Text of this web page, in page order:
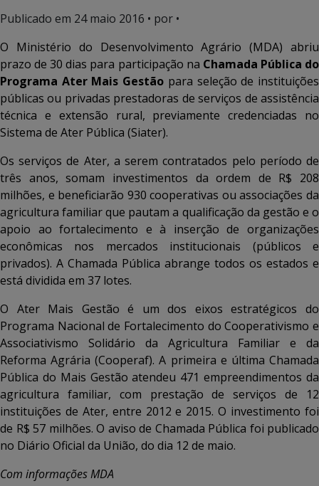
Publicado em 24 maio 2016 • por •
O Ministério do Desenvolvimento Agrário (MDA) abriu
prazo de 30 dias para participação na Chamada Pública do
Programa Ater Mais Gestão para seleção de instituições
públicas ou privadas prestadoras de serviços de assistência
técnica e extensão rural, previamente credenciadas no
Sistema de Ater Pública (Siater).
Os serviços de Ater, a serem contratados pelo período de
três anos, somam investimentos da ordem de R$ 208
milhões, e beneficiarão 930 cooperativas ou associações da
agricultura familiar que pautam a qualificação da gestão e o
apoio ao fortalecimento e à inserção de organizações
econômicas nos mercados institucionais (públicos e
privados). A Chamada Pública abrange todos os estados e
está dividida em 37 lotes.
O Ater Mais Gestão é um dos eixos estratégicos do
Programa Nacional de Fortalecimento do Cooperativismo e
Associativismo Solidário da Agricultura Familiar e da
Reforma Agrária (Cooperaf). A primeira e última Chamada
Pública do Mais Gestão atendeu 471 empreendimentos da
agricultura familiar, com prestação de serviços de 12
instituições de Ater, entre 2012 e 2015. O investimento foi
de R$ 57 milhões. O aviso de Chamada Pública foi publicado
no Diário Oficial da União, do dia 12 de maio.
Com informações MDA